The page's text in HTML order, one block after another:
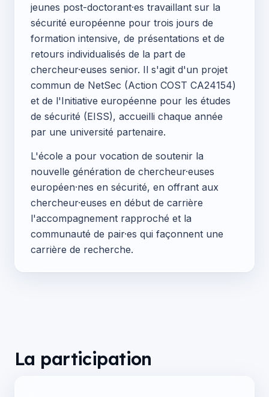
jeunes post-doctorant·es travaillant sur la
sécurité européenne pour trois jours de
formation intensive, de présentations et de
retours individualisés de la part de
chercheur·euses senior. Il s'agit d'un projet
commun de NetSec (Action COST CA24154)
et de l'Initiative européenne pour les études
de sécurité (EISS), accueilli chaque année
par une université partenaire.
L'école a pour vocation de soutenir la
nouvelle génération de chercheur·euses
européen·nes en sécurité, en offrant aux
chercheur·euses en début de carrière
l'accompagnement rapproché et la
communauté de pair·es qui façonnent une
carrière de recherche.
La participation